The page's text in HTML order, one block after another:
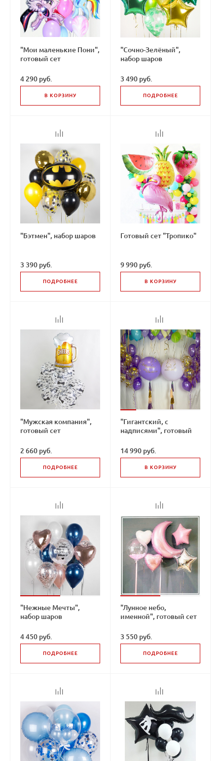
"Мои маленькие Пони",
готовый сет
4 290 руб.
В КОРЗИНУ
"Сочно-Зелёный",
набор шаров
3 490 руб.
ПОДРОБНЕЕ
"Бэтмен", набор шаров
3 390 руб.
ПОДРОБНЕЕ
Готовый сет "Тропико"
9 990 руб.
В КОРЗИНУ
"Мужская компания",
готовый сет
2 660 руб.
ПОДРОБНЕЕ
"Гигантский, с
надписями", готовый
14 990 руб.
В КОРЗИНУ
"Нежные Мечты",
набор шаров
4 450 руб.
ПОДРОБНЕЕ
"Лунное небо,
именной", готовый сет
3 550 руб.
ПОДРОБНЕЕ